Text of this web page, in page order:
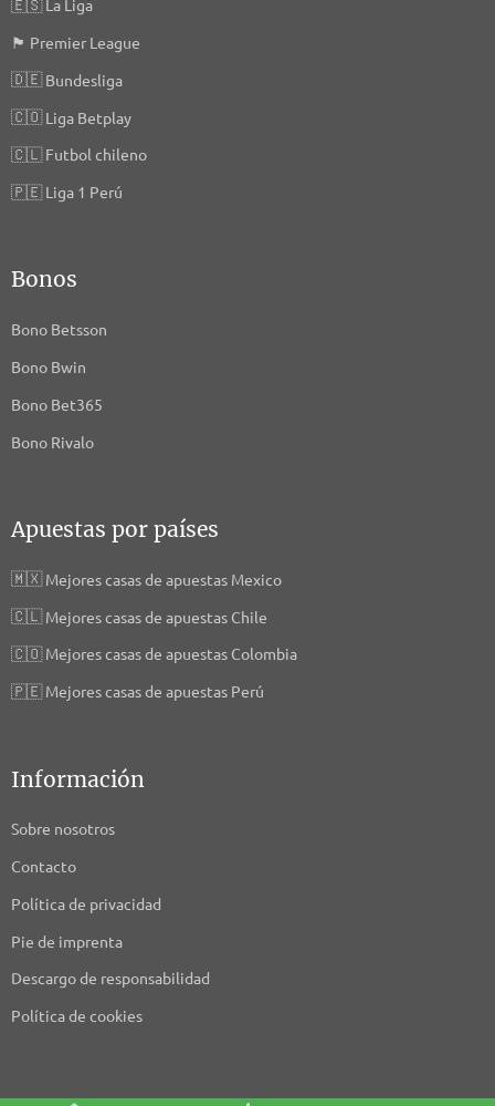
🇪🇸La Liga
🏴󠁧󠁢󠁥󠁮󠁧󠁿 Premier League
🇩🇪Bundesliga
🇨🇴Liga Betplay
🇨🇱Futbol chileno
🇵🇪Liga 1 Perú
Bonos
Bono Betsson
Bono Bwin
Bono Bet365
Bono Rivalo
Apuestas por países
🇲🇽Mejores casas de apuestas Mexico
🇨🇱Mejores casas de apuestas Chile
🇨🇴Mejores casas de apuestas Colombia
🇵🇪Mejores casas de apuestas Perú
Información
Sobre nosotros
Contacto
Política de privacidad
Pie de imprenta
Descargo de responsabilidad
Política de cookies